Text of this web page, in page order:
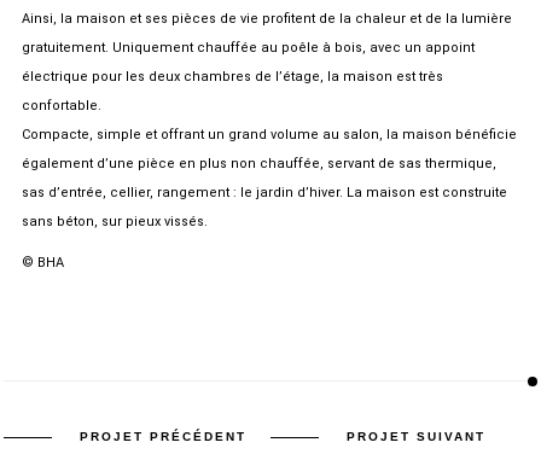
Ainsi, la maison et ses pièces de vie profitent de la chaleur et de la lumière
gratuitement. Uniquement chauffée au poêle à bois, avec un appoint
électrique pour les deux chambres de l’étage, la maison est très
confortable.
Compacte, simple et offrant un grand volume au salon, la maison bénéficie
également d’une pièce en plus non chauffée, servant de sas thermique,
sas d’entrée, cellier, rangement : le jardin d’hiver. La maison est construite
sans béton, sur pieux vissés.
© BHA
PROJET PRÉCÉDENT PROJET SUIVANT